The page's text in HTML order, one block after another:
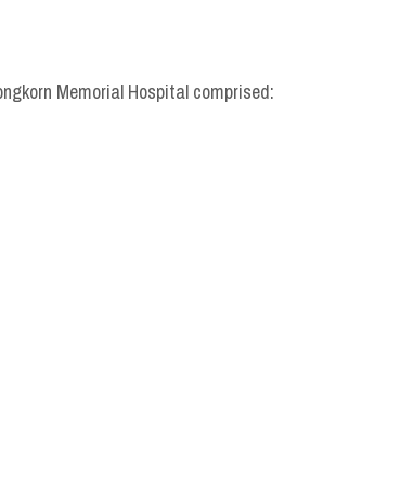
Memorial Hospital comprised: